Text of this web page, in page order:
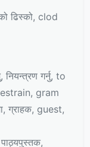
ढिस्को, clod
गर्नु, to
gram
ग्राहक, guest,